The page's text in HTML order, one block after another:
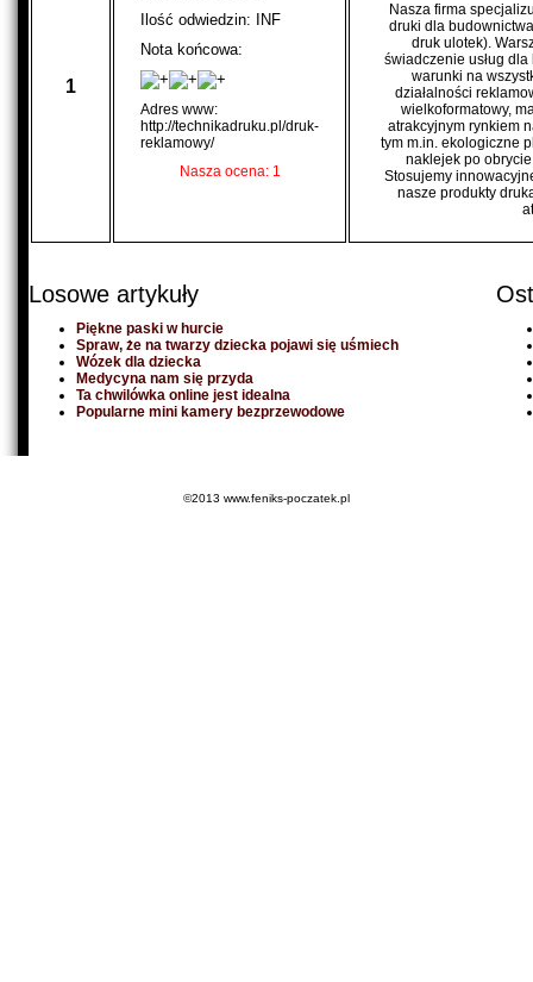
1
Ilość odwiedzin: INF
Nota końcowa:
Adres www:
http://technikadruku.pl/druk-
reklamowy/
Nasza ocena: 1
Nasza firma
druki dla
druk ulotek).
świadczenie usług
warunki na
działalności
wielkoformatowy,
atrakcyjnym rynkiem
tym m.in. ekologiczne
naklejek po
Stosujemy
nasze produkty
Losowe artykuły
Piękne paski w hurcie
Spraw, że na twarzy dziecka pojawi się uśmiech
Wózek dla dziecka
Medycyna nam się przyda
Ta chwilówka online jest idealna
Popularne mini kamery bezprzewodowe
©2013 www.feniks-poczatek.pl